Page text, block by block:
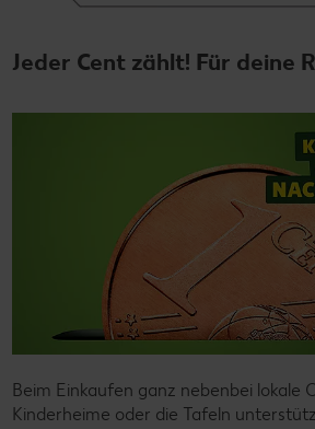
Jeder Cent zählt! Für deine
Beim Einkaufen ganz nebenbei lokale
Kinderheime oder die Tafeln